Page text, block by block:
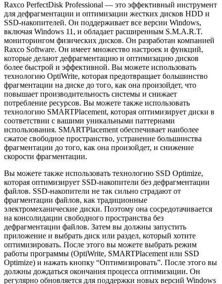
Raxco PerfectDisk Professional — это эффективный инструмент
для дефрагментации и оптимизации жестких дисков HDD и
SSD-накопителей. Он поддерживает все версии Windows,
включая Windows 11, и обладает расширенным S.M.A.R.T.
мониторингом физических дисков. Он разработан компанией
Raxco Software. Он имеет множество настроек и функций,
которые делают дефрагментацию и оптимизацию дисков
более быстрой и эффективной. Вы можете использовать
технологию OptiWrite, которая предотвращает большинство
фрагментации на диске до того, как она произойдет, что
повышает производительность системы и снижает
потребление ресурсов. Вы можете также использовать
технологию SMARTPlacement, которая оптимизирует диски в
соответствии с вашими уникальными паттернами
использования. SMARTPlacement обеспечивает наиболее
сжатое свободное пространство, устранение большинства
фрагментации до того, как она произойдет, и снижение
скорости фрагментации.
Вы можете также использовать технологию SSD Optimize,
которая оптимизирует SSD-накопители без дефрагментации
файлов. SSD-накопители не так сильно страдают от
фрагментации файлов, как традиционные
электромеханические диски. Поэтому она сосредотачивается
на консолидации свободного пространства без
дефрагментации файлов. Затем вы должны запустить
приложение и выбрать диск или раздел, который хотите
оптимизировать. После этого вы можете выбрать режим
работы программы (OptiWrite, SMARTPlacement или SSD
Optimize) и нажать кнопку “Оптимизировать”. После этого вы
должны дождаться окончания процесса оптимизации. Он
регулярно обновляется для поддержки новых версий Windows